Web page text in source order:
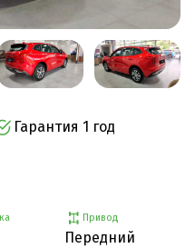
Гарантия 1 год
Привод
Передний